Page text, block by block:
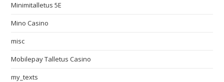
Minimitalletus 5E
Mino Casino
misc
Mobilepay Talletus Casino
my_texts